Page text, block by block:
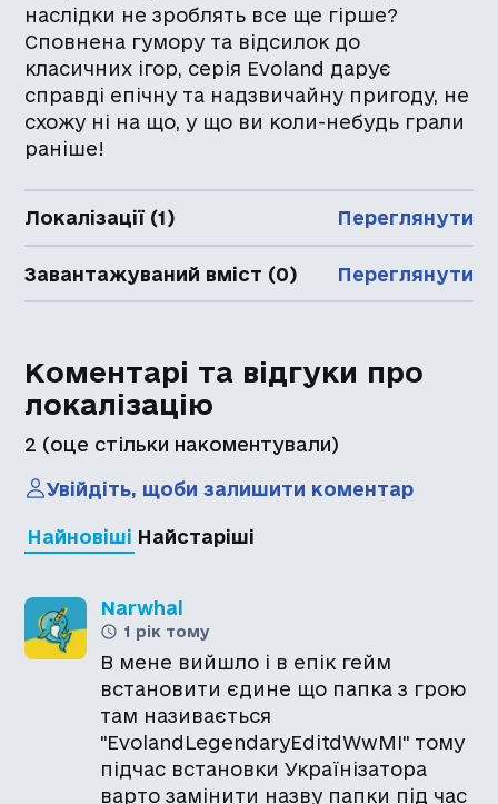
наслідки не зроблять все ще гірше?
Сповнена гумору та відсилок до
класичних ігор, серія Evoland дарує
справді епічну та надзвичайну пригоду, не
схожу ні на що, у що ви коли-небудь грали
раніше!
Локалізації (1) Переглянути
Завантажуваний вміст (0) Переглянути
Коментарі та відгуки про
локалізацію
2 (оце стільки накоментували)
Увійдіть, щоби залишити коментар
Найновіші Найстаріші
Narwhal
1 рік тому
В мене вийшло і в епік гейм
встановити єдине що папка з грою
там називається
"EvolandLegendaryEditdWwMI" тому
підчас встановки Українізатора
варто замінити назву папки під час